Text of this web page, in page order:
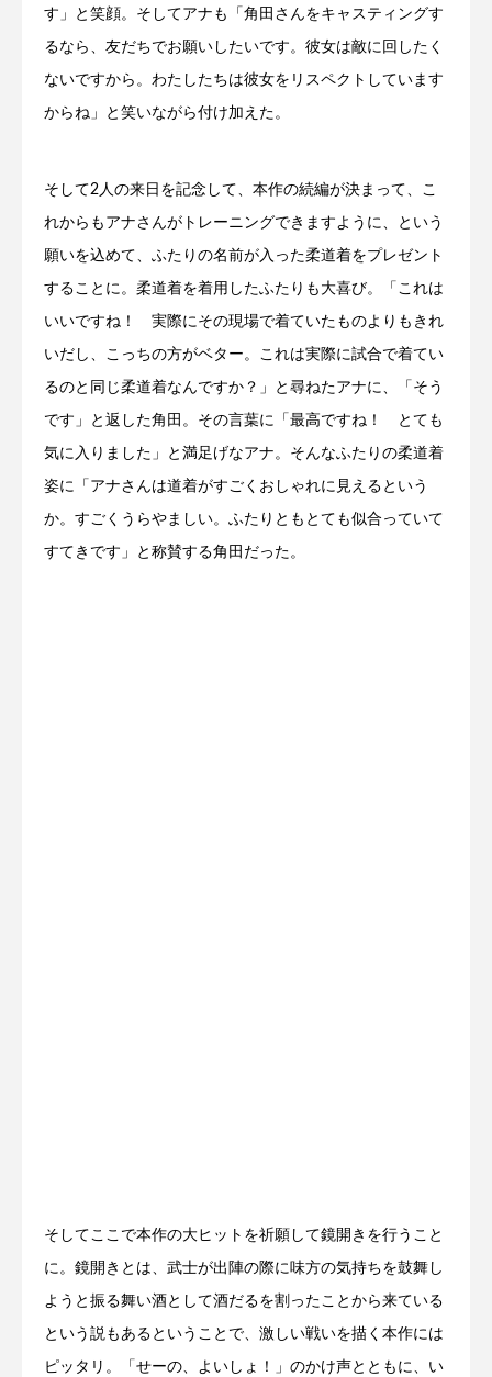
す」と笑顔。そしてアナも「角田さんをキャスティングす
るなら、友だちでお願いしたいです。彼女は敵に回したく
ないですから。わたしたちは彼女をリスペクトしています
からね」と笑いながら付け加えた。
そして2人の来日を記念して、本作の続編が決まって、こ
れからもアナさんがトレーニングできますように、という
願いを込めて、ふたりの名前が入った柔道着をプレゼント
することに。柔道着を着用したふたりも大喜び。「これは
いいですね！ 実際にその現場で着ていたものよりもきれ
いだし、こっちの方がベター。これは実際に試合で着てい
るのと同じ柔道着なんですか？」と尋ねたアナに、「そう
です」と返した角田。その言葉に「最高ですね！ とても
気に入りました」と満足げなアナ。そんなふたりの柔道着
姿に「アナさんは道着がすごくおしゃれに見えるという
か。すごくうらやましい。ふたりともとても似合っていて
すてきです」と称賛する角田だった。
そしてここで本作の大ヒットを祈願して鏡開きを行うこと
に。鏡開きとは、武士が出陣の際に味方の気持ちを鼓舞し
ようと振る舞い酒として酒だるを割ったことから来ている
という説もあるということで、激しい戦いを描く本作には
ピッタリ。「せーの、よいしょ！」のかけ声とともに、い